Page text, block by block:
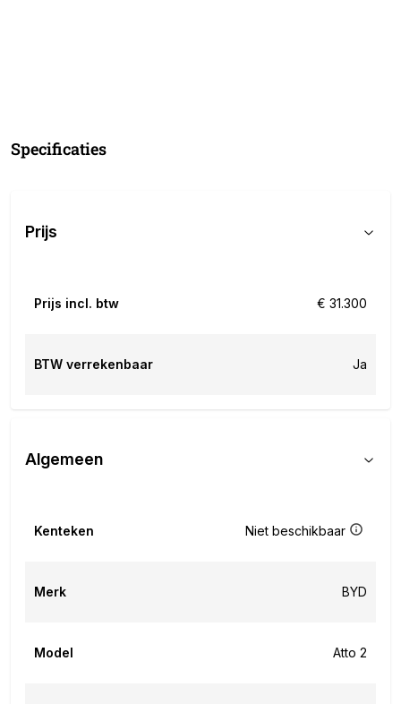
Specificaties
Prijs
Prijs incl. btw € 31.300
BTW verrekenbaar Ja
Algemeen
Kenteken Niet beschikbaar
Merk BYD
Model Atto 2